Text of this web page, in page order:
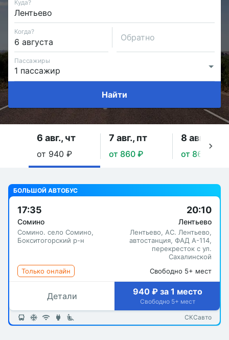
Куда?
Когда?
Обратно
Пассажиры
Найти
6 авг., чт
от 940 ₽
7 авг., пт
от 860 ₽
8 авг., сб
от 860 ₽
БОЛЬШОЙ АВТОБУС
17:35
Сомино
Сомино. село Сомино,
Бокситогорский р-н
20:10
Лентьево
Лентьево, АС. Лентьево,
автостанция, ФАД А-114,
перекресток с ул.
Сахалинской
Только онлайн
Свободно 5+ мест
Детали 940 ₽ за 1 место
Свободно 5+ мест
СКСавто